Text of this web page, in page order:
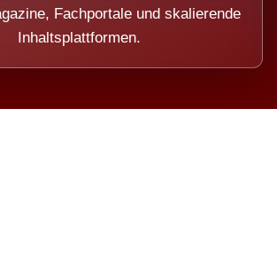
Fachportale und skalierende
Inhaltsplattformen.